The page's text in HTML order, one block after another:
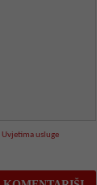
Uvjetima usluge